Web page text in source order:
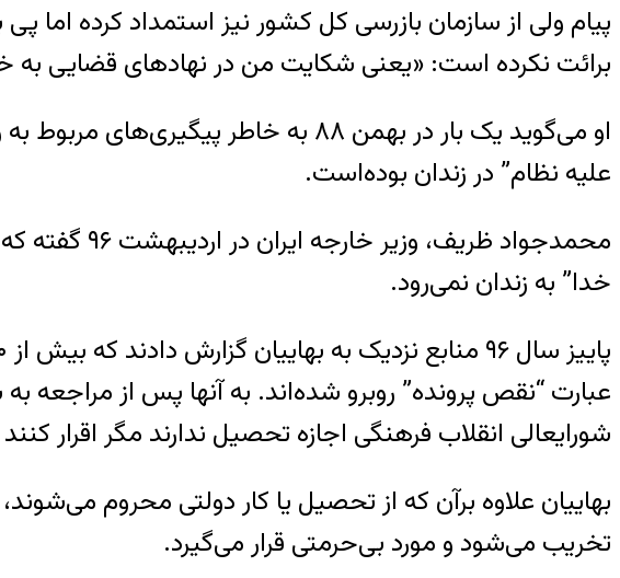
پیام ولی از سازمان بازرسی کل کشور نیز استمداد کرده اما
برائت نکرده است: «یعنی شکایت من در نهادهای قضایی به
او می‌گوید یک بار در بهمن ۸۸ به
علیه نظام” در زندان بوده‌است.
محمدجواد
خدا” به زندان نمی‌رود.
عبارت “نقص پرونده” روبرو شده‌‌اند. به آنها پس از
شورایعالی انقلاب فرهنگی اجازه تحصیل ندارند مگر اقرار
بهاییان علاوه برآن که از تحصیل یا کار دولتی محروم
تخریب می‌شود و مورد بی‌حرمتی قرار می‌گیرد.